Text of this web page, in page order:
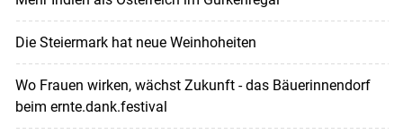
Die Steiermark hat neue Weinhoheiten
Wo Frauen wirken, wächst Zukunft - das Bäuerinnendorf
beim ernte.dank.festival